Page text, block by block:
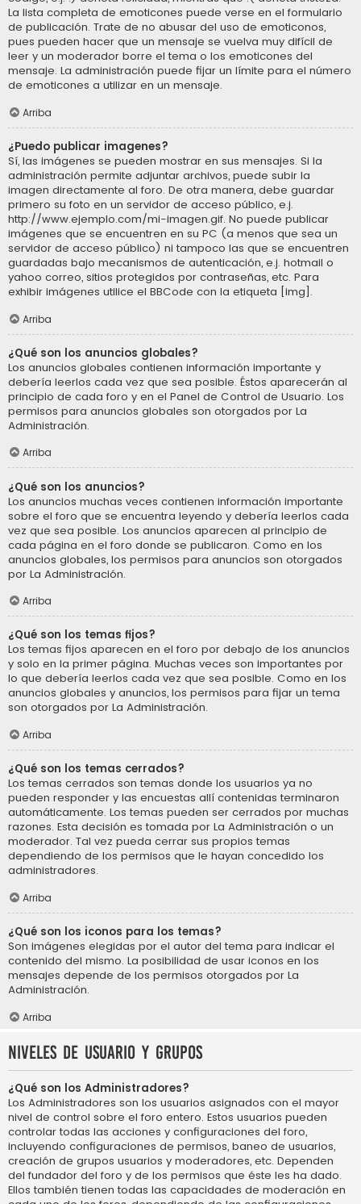
La lista completa de emoticones puede verse en el formulario
de publicación. Trate de no abusar del uso de emoticonos,
pues pueden hacer que un mensaje se vuelva muy difícil de
leer y un moderador borre el tema o los emoticones del
mensaje. La administración puede fijar un límite para el número
de emoticones a utilizar en un mensaje.
Arriba
¿Puedo publicar imagenes?
Sí, las imágenes se pueden mostrar en sus mensajes. Si la
administración permite adjuntar archivos, puede subir la
imagen directamente al foro. De otra manera, debe guardar
primero su foto en un servidor de acceso público, e.j.
http://www.ejemplo.com/mi-imagen.gif. No puede publicar
imágenes que se encuentren en su PC (a menos que sea un
servidor de acceso público) ni tampoco las que se encuentren
guardadas bajo mecanismos de autenticación, e.j. hotmail o
yahoo correo, sitios protegidos por contraseñas, etc. Para
exhibir imágenes utilice el BBCode con la etiqueta [img].
Arriba
¿Qué son los anuncios globales?
Los anuncios globales contienen información importante y
debería leerlos cada vez que sea posible. Éstos aparecerán al
principio de cada foro y en el Panel de Control de Usuario. Los
permisos para anuncios globales son otorgados por La
Administración.
Arriba
¿Qué son los anuncios?
Los anuncios muchas veces contienen información importante
sobre el foro que se encuentra leyendo y debería leerlos cada
vez que sea posible. Los anuncios aparecen al principio de
cada página en el foro donde se publicaron. Como en los
anuncios globales, los permisos para anuncios son otorgados
por La Administración.
Arriba
¿Qué son los temas fijos?
Los temas fijos aparecen en el foro por debajo de los anuncios
y solo en la primer página. Muchas veces son importantes por
lo que debería leerlos cada vez que sea posible. Como en los
anuncios globales y anuncios, los permisos para fijar un tema
son otorgados por La Administración.
Arriba
¿Qué son los temas cerrados?
Los temas cerrados son temas donde los usuarios ya no
pueden responder y las encuestas allí contenidas terminaron
automáticamente. Los temas pueden ser cerrados por muchas
razones. Esta decisión es tomada por La Administración o un
moderador. Tal vez pueda cerrar sus propios temas
dependiendo de los permisos que le hayan concedido los
administradores.
Arriba
¿Qué son los iconos para los temas?
Son imágenes elegidas por el autor del tema para indicar el
contenido del mismo. La posibilidad de usar iconos en los
mensajes depende de los permisos otorgados por La
Administración.
Arriba
Niveles de usuario y grupos
¿Qué son los Administradores?
Los Administradores son los usuarios asignados con el mayor
nivel de control sobre el foro entero. Estos usuarios pueden
controlar todas las acciones y configuraciones del foro,
incluyendo configuraciones de permisos, baneo de usuarios,
creación de grupos usuarios y moderadores, etc. Dependen
del fundador del foro y de los permisos que éste les ha dado.
Ellos también tienen todas las capacidades de moderación en